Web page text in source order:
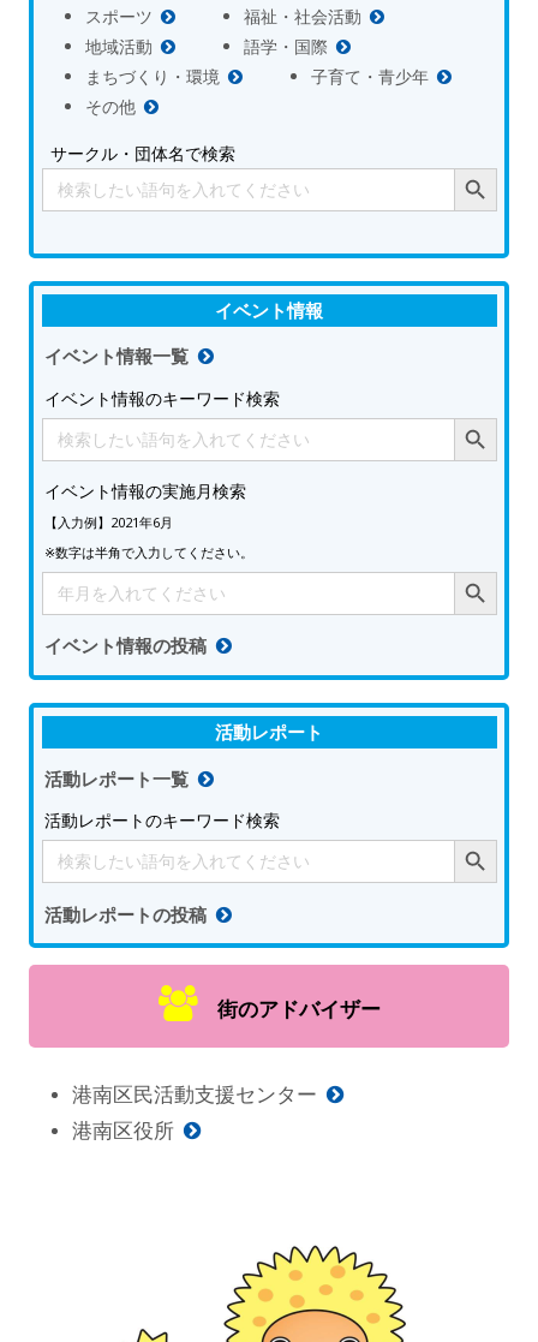
スポーツ
福祉・社会活動
地域活動
語学・国際
まちづくり・環境
子育て・青少年
その他
サークル・団体名で検索
Search
for:
Search Button
イベント情報
イベント情報一覧
イベント情報のキーワード検索
Search
for:
Search Button
イベント情報の実施月検索
【入力例】2021年6月
※数字は半角で入力してください。
Search
for:
Search Button
イベント情報の投稿
活動レポート
活動レポート一覧
活動レポートのキーワード検索
Search
for:
Search Button
活動レポートの投稿
街のアドバイザー
港南区民活動支援センター
港南区役所